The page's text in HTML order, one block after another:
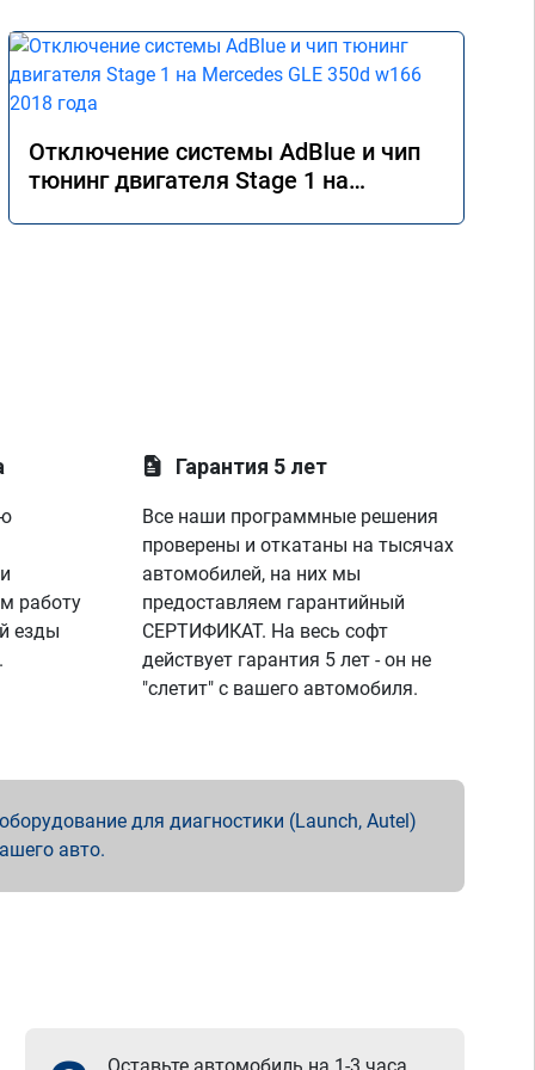
Отключение системы AdBlue и чип
тюнинг двигателя Stage 1 на
работу
езды
Гарантия 5 лет
Все наши программные решения
проверены и откатаны на тысячах
автомобилей, на них мы
предоставляем гарантийный
СЕРТИФИКАТ. На весь софт
действует гарантия 5 лет - он не
"слетит" с вашего автомобиля.
для диагностики (Launch, Autel)
авто.